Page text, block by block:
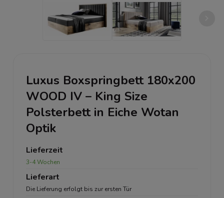
Luxus Boxspringbett 180x200
WOOD IV – King Size
Polsterbett in Eiche Wotan
Optik
Lieferzeit
3-4 Wochen
Lieferart
Die Lieferung erfolgt bis zur ersten Tür